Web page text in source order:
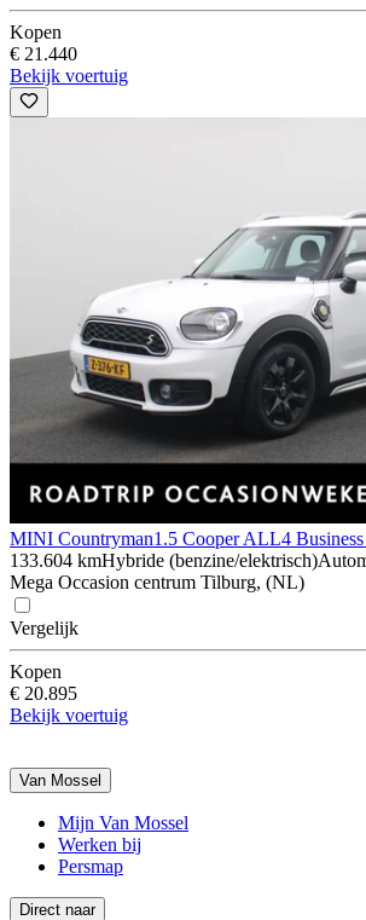
Kopen
€ 21.440
Bekijk voertuig
MINI Countryman1.5 Cooper ALL4
133.604 kmHybride (benzine/elektrisch)
Mega Occasion centrum Tilburg, (NL)
Vergelijk
Kopen
€ 20.895
Bekijk voertuig
Van Mossel
Mijn Van Mossel
Werken bij
Persmap
Direct naar